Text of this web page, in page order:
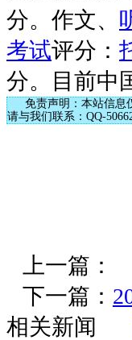
分。作文、
考试评分：
分。目前中
免责声明：本站信息
请与我们联系：QQ-
上一篇：
下一篇：
相关新闻